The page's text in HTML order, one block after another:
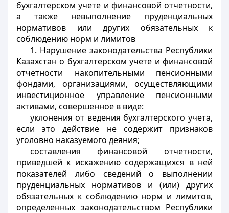
бухгалтерском учете и финансовой отчетности,
а также невыполнение пруденциальных
нормативов или других обязательных к
соблюдению норм и лимитов
1. Нарушение законодательства Республики
Казахстан о бухгалтерском учете и финансовой
отчетности накопительными пенсионными
фондами, организациями, осуществляющими
инвестиционное управление пенсионными
активами, совершенное в виде:
уклонения от ведения бухгалтерского учета,
если это действие не содержит признаков
уголовно наказуемого деяния;
составления финансовой отчетности,
приведшей к искажению содержащихся в ней
показателей либо сведений о выполнении
пруденциальных нормативов и (или) других
обязательных к соблюдению норм и лимитов,
определенных законодательством Республики